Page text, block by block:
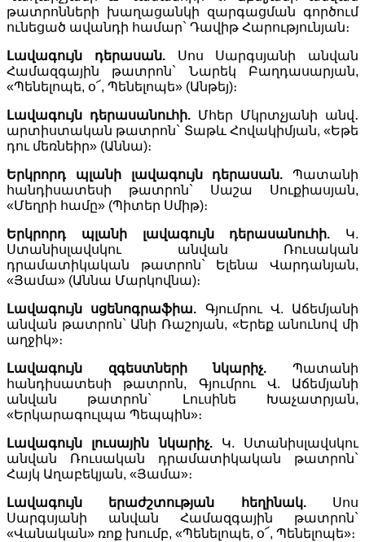
թատրոնների խաղացանկի զարգացման գործում
ունեցած ավանդի համար` Դավիթ Հարությունյան։
Լավագույն դերասան.Սոս Սարգսյանի անվան
Համազգային թատրոն` Նարեկ Բաղդասարյան,
«Պենելոպե, օ՜, Պենելոպե» (Անթեյ)։
Լավագույն դերասանուհի. Մհեր Մկրտչյանի անվ․
արտիստական թատրոն` Տաթև Հովակիմյան, «Եթե
դու մեռնեիր» (Աննա)։
Երկրորդ պլանի լավագույն դերասան. Պատանի
հանդիսատեսի թատրոն` Սաշա Սուքիասյան,
«Մեղրի համը» (Պիտեր Սմիթ)։
Երկրորդ պլանի լավագույն դերասանուհի. Կ.
Ստանիսլավսկու անվան Ռուսական
դրամատիկական թատրոն` Ելենա Վարդանյան,
«Յամա» (Աննա Մարկովնա)։
Լավագույն սցենոգրաֆիա. Գյումրու Վ. Աճեմյանի
անվան թատրոն` Անի Ռաշոյան, «Երեք անունով մի
աղջիկ»։
Լավագույն զգեստների նկարիչ. Պատանի
հանդիսատեսի թատրոն, Գյումրու Վ. Աճեմյանի
անվան թատրոն` Լուսինե Խաչատրյան,
«Երկարագուլպա Պեպպին»։
Լավագույն լուսային նկարիչ.Կ. Ստանիսլավսկու
անվան Ռուսական դրամատիկական թատրոն`
Հայկ Աղաբեկյան, «Յամա»։
Լավագույն երաժշտության հեղինակ. Սոս
Սարգսյանի անվան Համազգային թատրոն`
«Վանական» ռոք խումբ, «Պենելոպե, օ՜, Պենելոպե»։